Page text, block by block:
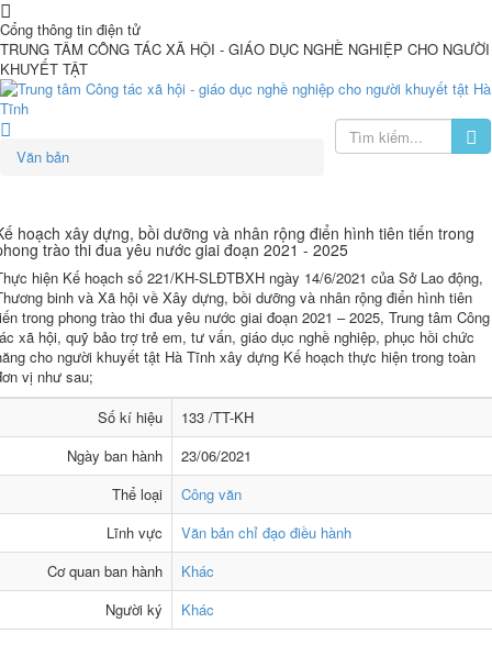
Cổng thông tin điện tử
TRUNG TÂM CÔNG TÁC XÃ HỘI - GIÁO DỤC NGHỀ NGHIỆP CHO NGƯỜI
KHUYẾT TẬT
Văn bản
hoạch xây dựng, bồi dưỡng và nhân rộng điển hình tiên tiến trong
trào thi đua yêu nước giai đoạn 2021 - 2025
hiện Kế hoạch số 221/KH-SLĐTBXH ngày 14/6/2021 của Sở Lao động,
binh và Xã hội về Xây dựng, bồi dưỡng và nhân rộng điển hình tiên
trong phong trào thi đua yêu nước giai đoạn 2021 – 2025, Trung tâm Công
xã hội, quỹ bảo trợ trẻ em, tư vấn, giáo dục nghề nghiệp, phục hồi chức
cho người khuyết tật Hà Tĩnh xây dựng Kế hoạch thực hiện trong toàn
vị như sau;
Số kí hiệu
133 /TT-KH
Ngày ban hành
23/06/2021
Thể loại
Công văn
Lĩnh vực
Văn bản chỉ đạo điều hành
Cơ quan ban hành
Khác
Người ký
Khác